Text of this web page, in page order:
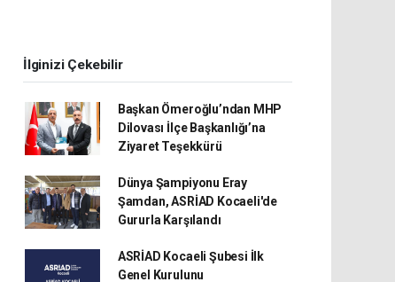
İlginizi Çekebilir
Başkan Ömeroğlu’ndan MHP
Dilovası İlçe Başkanlığı’na
Ziyaret Teşekkürü
Dünya Şampiyonu Eray
Şamdan, ASRİAD Kocaeli'de
Gururla Karşılandı
ASRİAD Kocaeli Şubesi İlk
Genel Kurulunu